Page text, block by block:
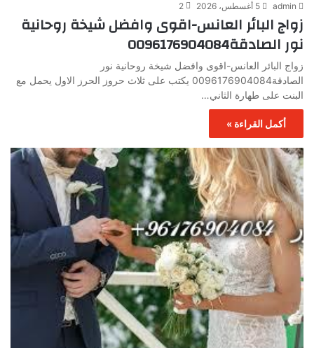
admin 5 أغسطس، 2026 2
زواج البائر العانس-اقوى وافضل شيخة روحانية
نور الصادقة0096176904084
زواج البائر العانس-اقوى وافضل شيخة روحانية نور
الصادقة0096176904084 يكتب على ثلاث حروز الحرز الاول يحمل مع
البنت على طهارة الثاني…
أكمل القراءة »